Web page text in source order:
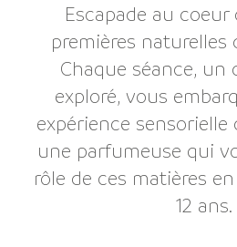
Escapade au coeur
premières naturelles
Chaque séance,
exploré, vous
expérience
une parfumeuse qui
rôle de ces matières
12 ans.